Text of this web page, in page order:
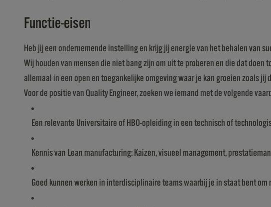
Functie-eisen
Heb jij een ondernemende instelling en krijg jij energie van het behalen van
Wij houden van mensen die niet bang zijn om uit te proberen en die dat
allemaal in een open en toegankelijke omgeving waar je kan groeien zoals jij
Voor de positie van Quality Engineer, zoeken we iemand met de volgende
Een relevante Universitaire of HBO-opleiding in een technisch of
Kennis van Lean manufacturing: Kaizen, visueel management,
Goed kunnen werken in interdisciplinaire teams waarbij je in staat bent